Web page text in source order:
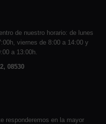
de nuestro horario: de lunes
viernes de 8:00 a 14:00 y
a 13:00h.
08530
responderemos en la mayor